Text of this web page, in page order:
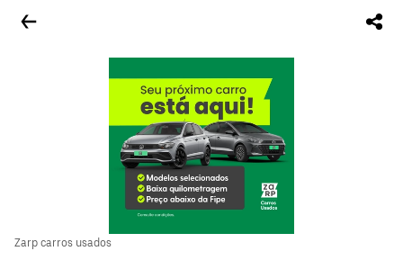
Zarp carros usados